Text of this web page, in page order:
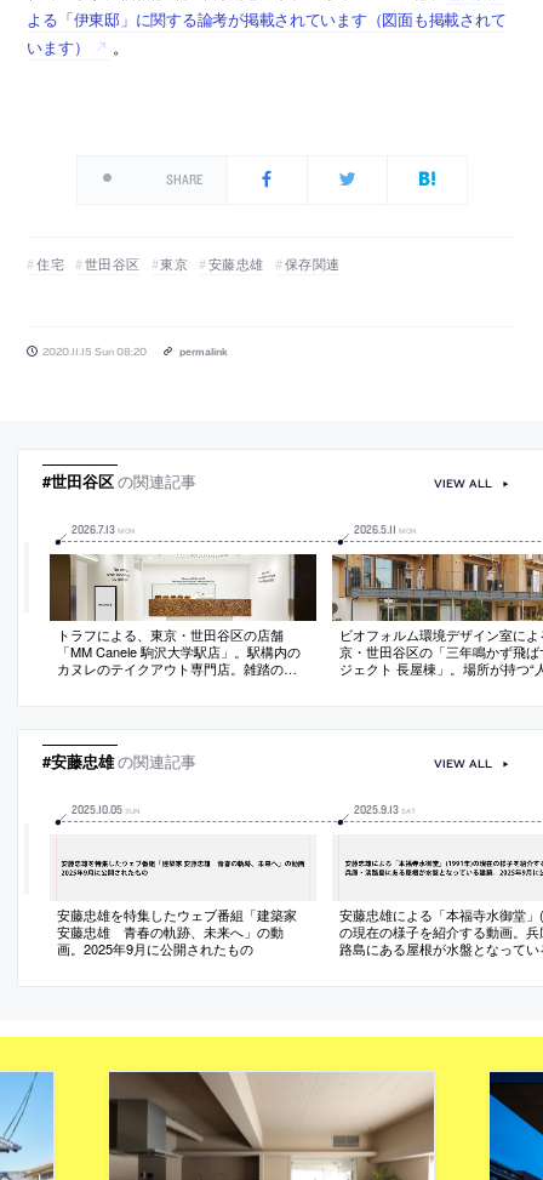
よる「伊東邸」に関する論考が掲載されています（図面も掲載されて
います）
。
SHARE
住宅 世田谷区 東京 安藤忠雄 保存関連
2020.11.15 Sun 08:20 permalink
#世田谷区の関連記事
2026.7.13 MON
トラフによる、東京・世田谷区の店舗
「MM Canele 駒沢大学駅店」。駅構内の
カヌレのテイクアウト専門店。雑踏の中
間に“樹皮を混ぜたボードを用いたカウン
案・素材の量感の呼応で印象の凝縮も意
図
2026.5.11 MON
ビオフォルム環境デザイン室によ
京・世田谷区の「三年鳴かず飛ば
ジェクト 長屋棟」。場所が持つ“
環。子育て世代が暮らす為の建築
賃貸シェアハウス”を計画。交流
VIEW ALL
#安藤忠雄の関連記事
2025.10.05 SUN
安藤忠雄を特集したウェブ番組「建築家
安藤忠雄 青春の軌跡、未来へ」の動
画。2025年9月に公開されたもの
2025.9.13 SAT
安藤忠雄による「本福寺水御堂
の現在の様子を紹介する動画。兵
路島にある屋根が水盤となってい
VIEW ALL